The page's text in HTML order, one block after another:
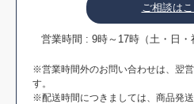
ご相談は
営業時間 : 9時～17時（土・日・
※営業時間外のお問い合わせは、翌
す。
※配送時間につきましては、商品発